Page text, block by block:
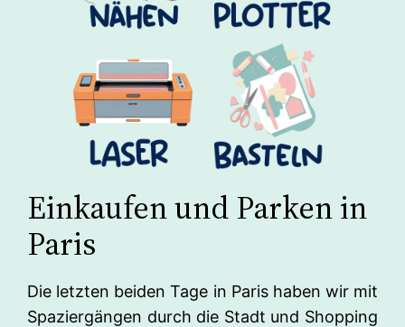
Einkaufen und Parken in
Paris
Die letzten beiden Tage in Paris haben wir mit
Spaziergängen durch die Stadt und Shopping